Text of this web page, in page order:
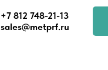
+7 812 748-21-13
sales@metprf.ru